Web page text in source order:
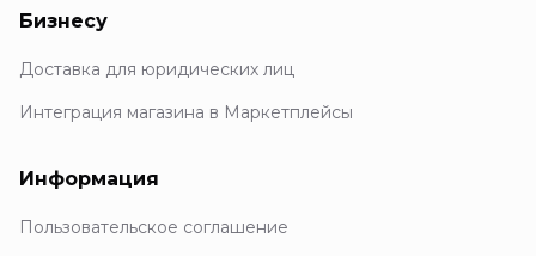
Бизнесу
Доставка для юридических лиц
Интеграция магазина в Маркетплейсы
Информация
Пользовательское соглашение